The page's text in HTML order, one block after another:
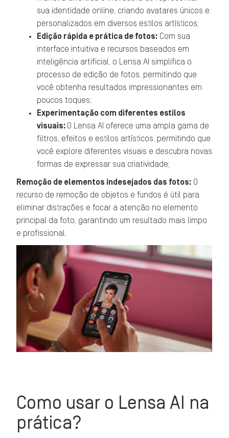
sua identidade online, criando avatares únicos e
personalizados em diversos estilos artísticos;
Edição rápida e prática de fotos: Com sua
interface intuitiva e recursos baseados em
inteligência artificial, o Lensa AI simplifica o
processo de edição de fotos, permitindo que
você obtenha resultados impressionantes em
poucos toques;
Experimentação com diferentes estilos
visuais: O Lensa AI oferece uma ampla gama de
filtros, efeitos e estilos artísticos, permitindo que
você explore diferentes visuais e descubra novas
formas de expressar sua criatividade;
Remoção de elementos indesejados das fotos: O
recurso de remoção de objetos e fundos é útil para
eliminar distrações e focar a atenção no elemento
principal da foto, garantindo um resultado mais limpo
e profissional.
Como usar o Lensa AI na
prática?